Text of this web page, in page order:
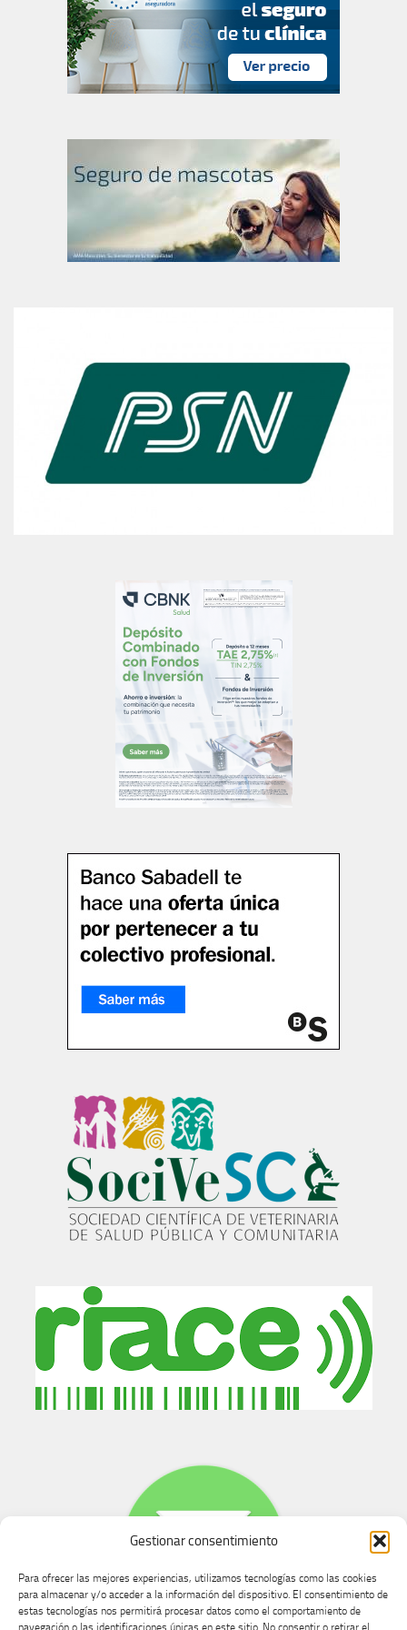
Gestionar consentimiento
Para ofrecer las mejores experiencias, utilizamos tecnologías como las cookies
para almacenar y/o acceder a la información del dispositivo. El consentimiento de
estas tecnologías nos permitirá procesar datos como el comportamiento de
navegación o las identificaciones únicas en este sitio. No consentir o retirar el